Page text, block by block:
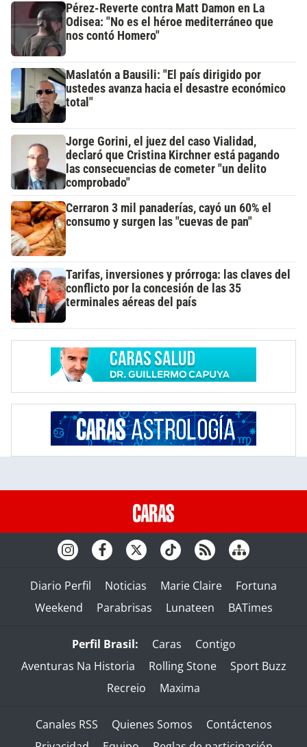
Pérez-Reverte contra Matt Damon en La
Odisea: "No es el héroe mediterráneo que
nos contó Homero"
Maslatón a Bausili: "El país dirigido por
ustedes avanza hacia el desastre económico
total"
Jorge Gorini, el juez del caso Vialidad,
declaró que Cristina Kirchner está pagando
las consecuencias de cometer "un delito
comprobado"
Cerraron 3 mil panaderías, cayó un 60% el
consumo y surgen las "cuevas de pan"
Tarifas, inversiones y prórroga: las claves del
conflicto por la concesión de las 35
terminales aéreas del país
Diario Perfil Noticias Marie Claire
Fortuna
Weekend
Parabrisas Lunateen BATimes
Perfil Brasil: Caras
Contigo
Aventuras Na Historia
Rolling Stone
Sport Buzz
Recreio
Maxima
Canales RSS Quienes Somos
Contáctenos